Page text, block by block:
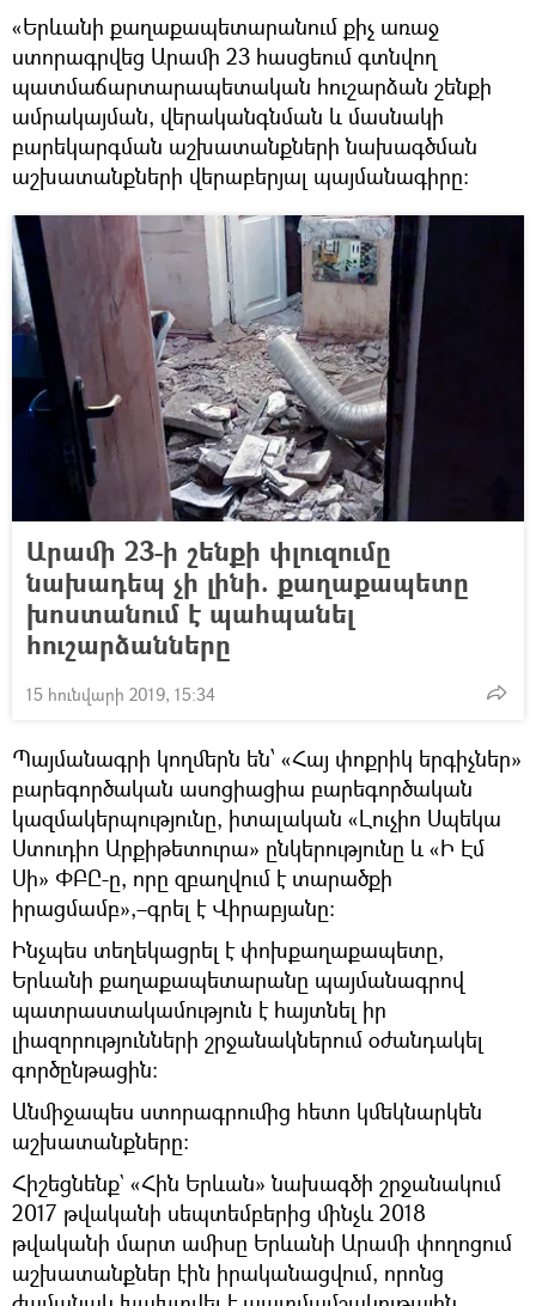
«Երևանի քաղաքապետարանում քիչ առաջ
ստորագրվեց Արամի 23 հասցեում գտնվող
պատմաճարտարապետական հուշարձան շենքի
ամրակայման, վերականգնման և մասնակի
բարեկարգման աշխատանքների նախագծման
աշխատանքների վերաբերյալ պայմանագիրը:
Արամի 23-ի շենքի փլուզումը
նախադեպ չի լինի. քաղաքապետը
խոստանում է պահպանել
հուշարձանները
15 հունվարի 2019, 15:34
Պայմանագրի կողմերն են՝ «Հայ փոքրիկ երգիչներ»
բարեգործական ասոցիացիա բարեգործական
կազմակերպությունը, իտալական «Լուչիո Սպեկա
Ստուդիո Արքիթետուրա» ընկերությունը և «Ի Էմ
Սի» ՓԲԸ-ը, որը զբաղվում է տարածքի
իրացմամբ»,–գրել է Վիրաբյանը:
Ինչպես տեղեկացրել է փոխքաղաքապետը,
Երևանի քաղաքապետարանը պայմանագրով
պատրաստակամություն է հայտնել իր
լիազորությունների շրջանակներում օժանդակել
գործընթացին:
Անմիջապես ստորագրումից հետո կմեկնարկեն
աշխատանքները:
Հիշեցնենք` «Հին Երևան» նախագծի շրջանակում
2017 թվականի սեպտեմբերից մինչև 2018
թվականի մարտ ամիսը Երևանի Արամի փողոցում
աշխատանքներ էին իրականացվում, որոնց